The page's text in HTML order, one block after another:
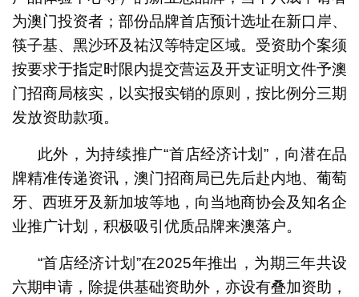
为澳门投资者；部份品牌首店预计选址在新口岸、
筷子基、黑沙环及祐汉等特定区域。受资助个案须
按要求于指定时限内提交营运及开支证明文件予澳
门招商局核实，以实报实销的原则，按比例分三期
发放资助款项。
此外，为持续推广“首店经济计划”，向潜在品
牌精准传递资讯，澳门招商局已先后赴内地、葡萄
牙、西班牙及新加坡等地，向当地商协会及知名企
业推广计划，积极吸引优质品牌来澳落户。
“首店经济计划”在2025年推出，为期三年共设
六期申请，除提供基础资助外，亦设有叠加资助，